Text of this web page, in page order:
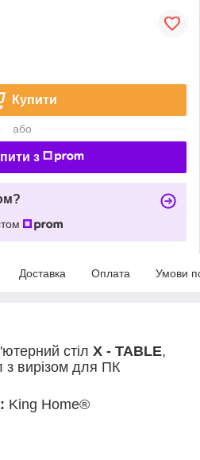
Купити
або
з
Доставка Оплата Умови
стіл X - TABLE,
з вирізом для ПК
King Home®